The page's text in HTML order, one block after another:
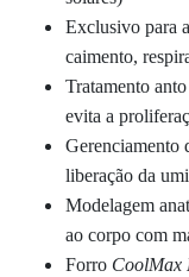
Exclusivo para
caimento,
Tratamento
evita a
Gerenciamento
liberação da
Modelagem
ao corpo com
Forro CoolMax